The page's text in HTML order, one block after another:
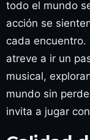
todo el mundo
acción se
cada encuentro.
atreve a ir un
musical,
mundo sin
invita a jugar